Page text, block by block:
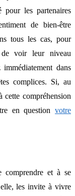
pour les partenaires
de bien-être
tous les cas, pour
voir leur niveau
dans
complices. Si, au
cette compréhension
en question votre
comprendre et à se
les invite à vivre